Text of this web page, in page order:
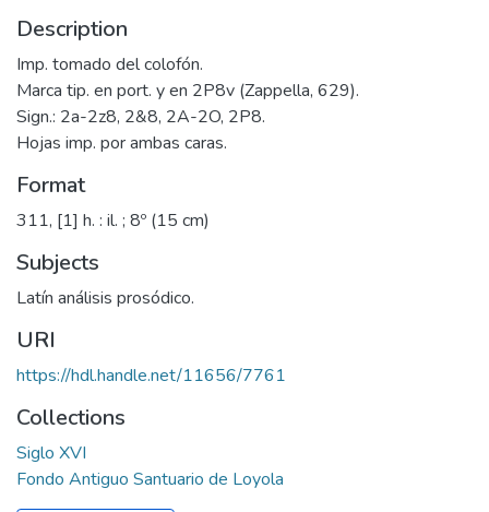
Description
Imp. tomado del colofón.
Marca tip. en port. y en 2P8v (Zappella, 629).
Sign.: 2a-2z8, 2&8, 2A-2O, 2P8.
Hojas imp. por ambas caras.
Format
311, [1] h. : il. ; 8º (15 cm)
Subjects
Latín análisis prosódico.
URI
https://hdl.handle.net/11656/7761
Collections
Siglo XVI
Fondo Antiguo Santuario de Loyola